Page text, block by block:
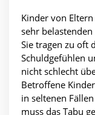
Kinder von
sehr
Sie tragen zu oft
Schuldgefühlen
nicht schlecht
Betroffene
in seltenen
muss das Tabu